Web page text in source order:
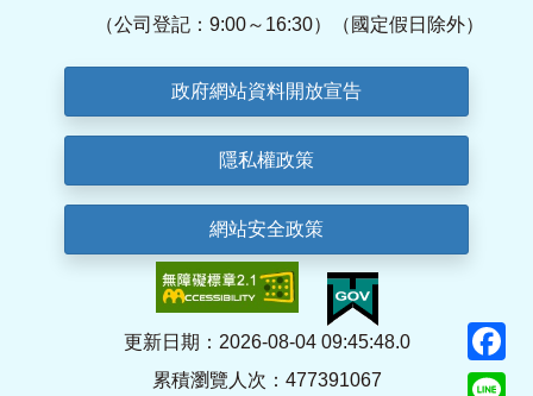
（公司登記：9:00～16:30）（國定假日除外）
政府網站資料開放宣告
隱私權政策
網站安全政策
更新日期：2026-08-04 09:45:48.0
累積瀏覽人次：477391067